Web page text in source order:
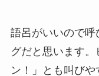
語呂がいいので
グだと思います
ン！」とも叫びや